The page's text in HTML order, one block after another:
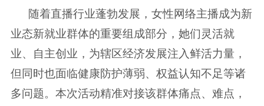
随着直播行业蓬勃发展，女性网络主播成为新
业态新就业群体的重要组成部分，她们灵活就
业、自主创业，为辖区经济发展注入鲜活力量，
但同时也面临健康防护薄弱、权益认知不足等诸
多问题。本次活动精准对接该群体痛点、难点，